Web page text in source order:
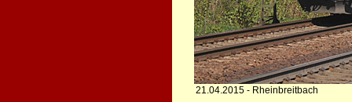
21.04.2015 - Rheinbreitbach